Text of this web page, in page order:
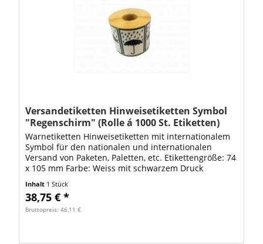
Versandetiketten Hinweisetiketten Symbol
"Regenschirm" (Rolle á 1000 St. Etiketten)
Warnetiketten Hinweisetiketten mit internationalem
Symbol für den nationalen und internationalen
Versand von Paketen, Paletten, etc. Etikettengröße: 74
x 105 mm Farbe: Weiss mit schwarzem Druck
Inhalt 1 Stück
38,75 € *
Bruttopreis: 46,11 €